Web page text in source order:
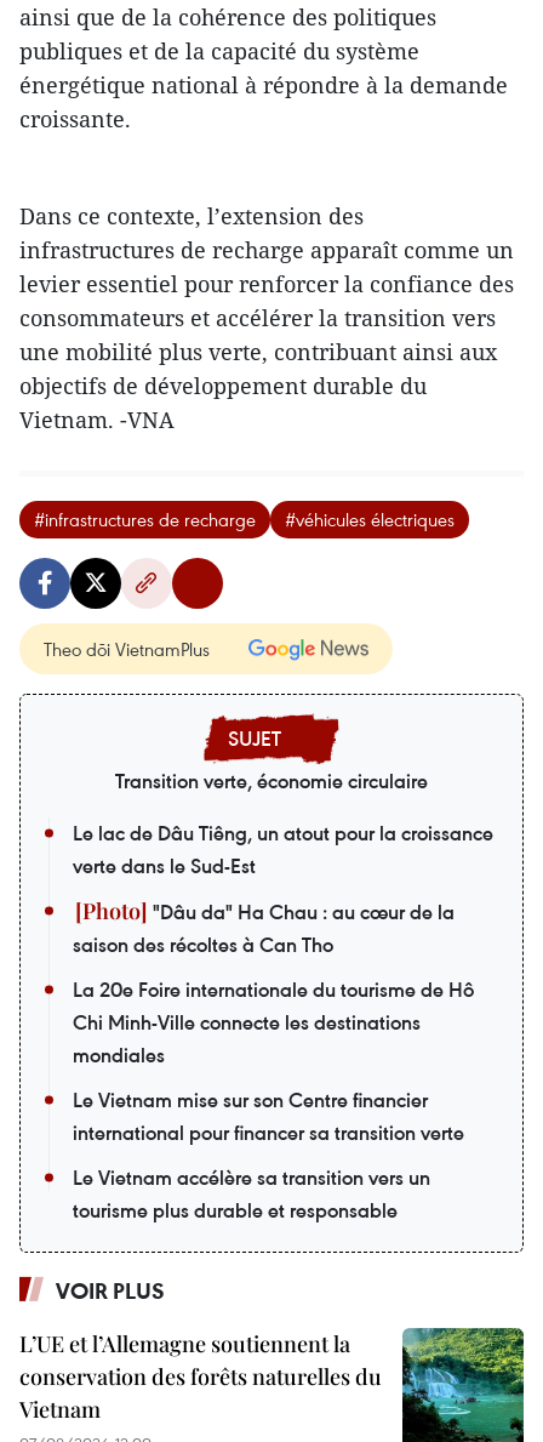
ainsi que de la cohérence des politiques
publiques et de la capacité du système
énergétique national à répondre à la demande
croissante.
Dans ce contexte, l’extension des
infrastructures de recharge apparaît comme un
levier essentiel pour renforcer la confiance des
consommateurs et accélérer la transition vers
une mobilité plus verte, contribuant ainsi aux
objectifs de développement durable du
Vietnam. -VNA
#infrastructures de recharge #véhicules électriques
Theo dõi VietnamPlus
Transition verte, économie circulaire
Le lac de Dâu Tiêng, un atout pour la croissance
verte dans le Sud-Est
"Dâu da" Ha Chau : au cœur de la
saison des récoltes à Can Tho
La 20e Foire internationale du tourisme de Hô
Chi Minh-Ville connecte les destinations
mondiales
Le Vietnam mise sur son Centre financier
international pour financer sa transition verte
Le Vietnam accélère sa transition vers un
tourisme plus durable et responsable
VOIR PLUS
L’UE et l’Allemagne soutiennent la
conservation des forêts naturelles du
Vietnam